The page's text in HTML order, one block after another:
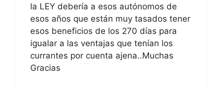
la LEY debería a esos autónomos de
esos años que están muy tasados tener
esos beneficios de los 270 días para
igualar a las ventajas que tenían los
currantes por cuenta ajena..Muchas
Gracias